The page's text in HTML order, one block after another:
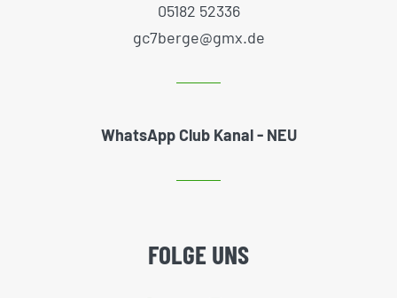
05182 52336
gc7berge@gmx.de
WhatsApp Club Kanal - NEU
FOLGE UNS